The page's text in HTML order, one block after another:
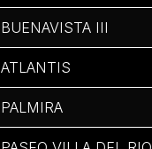
BUENAVISTA III
ATLANTIS
PALMIRA